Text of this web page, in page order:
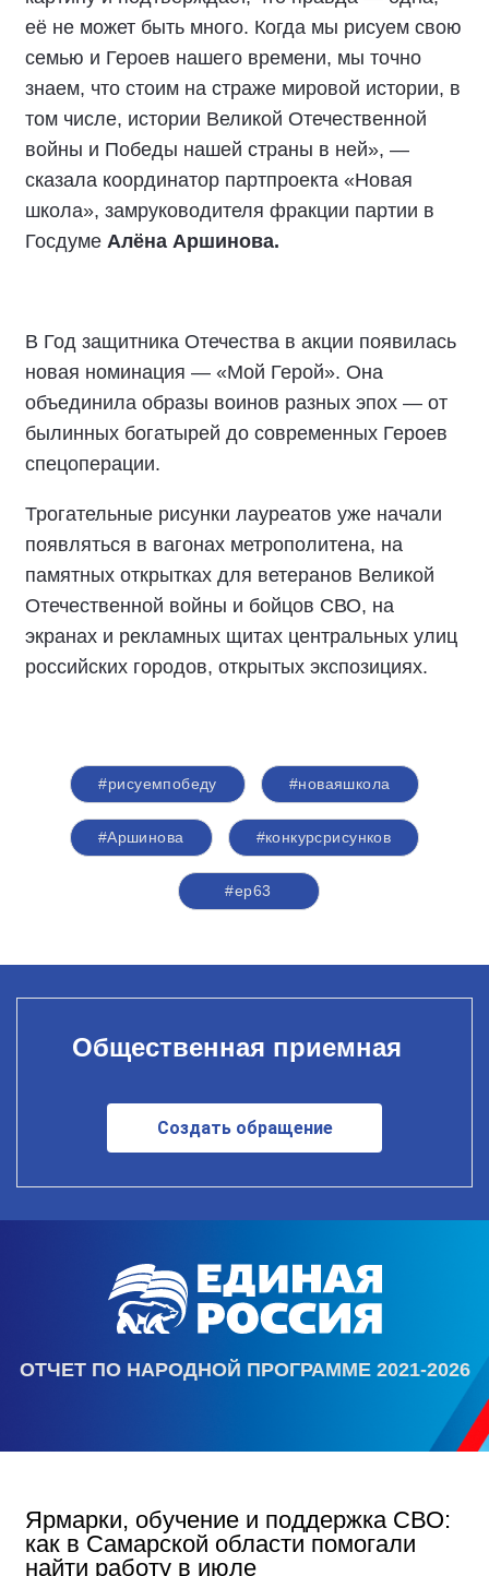
её не может быть много. Когда мы рисуем свою
семью и Героев нашего времени, мы точно
знаем, что стоим на страже мировой истории, в
том числе, истории Великой Отечественной
войны и Победы нашей страны в ней», —
сказала координатор партпроекта «Новая
школа», замруководителя фракции партии в
Госдуме Алёна Аршинова.
В Год защитника Отечества в акции появилась
новая номинация — «Мой Герой». Она
объединила образы воинов разных эпох — от
былинных богатырей до современных Героев
спецоперации.
Трогательные рисунки лауреатов уже начали
появляться в вагонах метрополитена, на
памятных открытках для ветеранов Великой
Отечественной войны и бойцов СВО, на
экранах и рекламных щитах центральных улиц
российских городов, открытых экспозициях.
#рисуемпобеду #новаяшкола
#Аршинова #конкурсрисунков
#ер63
Общественная приемная
Создать обращение
ОТЧЕТ ПО НАРОДНОЙ ПРОГРАММЕ 2021-2026
Ярмарки, обучение и поддержка СВО:
как в Самарской области помогали
найти работу в июле